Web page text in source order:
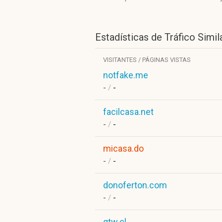
Estadísticas de Tráfico
VISITANTES / PÁGINAS VISTAS
notfake.me
- / -
facilcasa.net
- / -
micasa.do
- / -
donoferton.com
- / -